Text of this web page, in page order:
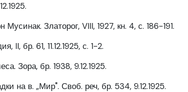
Златорог, VIII, 1927, кн. 4, с. 186-191.
бр. 61, 11.12.1925, с. 1-2.
Зора, бр. 1938, 9.12.1925.
на в. „Мир". Своб. реч, бр. 534, 9.12.1925.